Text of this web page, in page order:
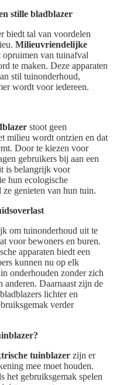
stille bladblazer
biedt tal van voordelen
Milieuvriendelijke
van tuinafval
te maken. Deze apparaten
stil tuinonderhoud,
wordt voor iedereen.
stoot geen
milieu wordt ontzien en dat
Door te kiezen voor
gebruikers bij aan een
is belangrijk voor
hun ecologische
genieten van hun tuin.
om tuinonderhoud uit te
voor bewoners en buren.
apparaten biedt een
kunnen nu op elk
onderhouden zonder zich
anderen. Daarnaast zijn de
lichter en
verder
tuinblazer zijn er
mee moet houden.
het gebruiksgemak spelen